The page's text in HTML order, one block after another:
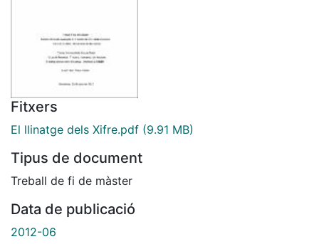
Fitxers
El llinatge dels Xifre.pdf (9.91 MB)
Tipus de document
Treball de fi de màster
Data de publicació
2012-06